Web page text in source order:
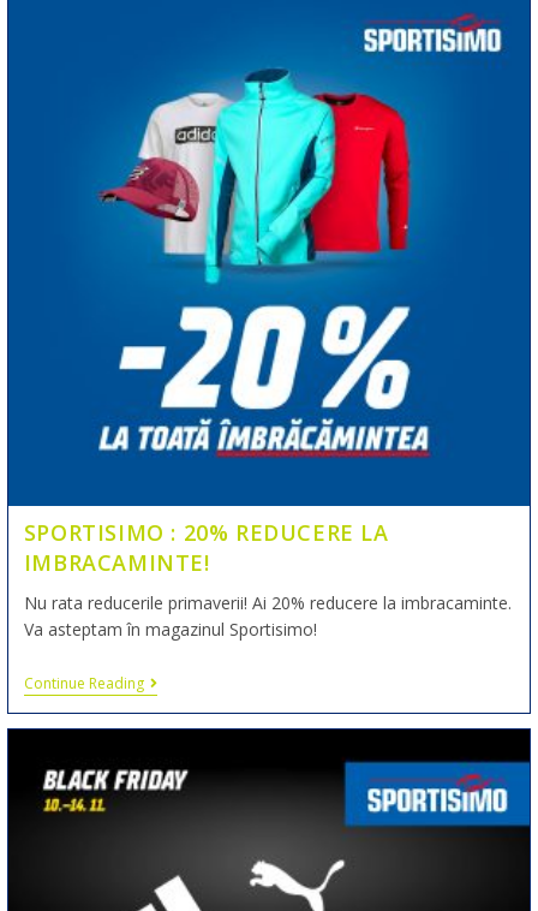
SPORTISIMO : 20% REDUCERE LA
IMBRACAMINTE!
Nu rata reducerile primaverii! Ai 20% reducere la imbracaminte.
Va asteptam în magazinul Sportisimo!
Continue Reading